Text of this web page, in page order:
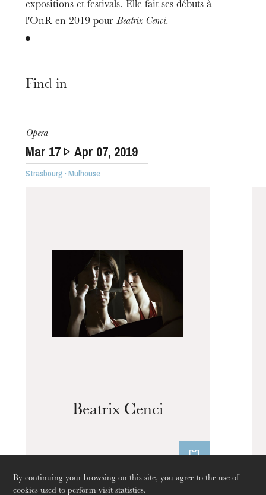
By continuing your browsing on this site, you agree to the use of
cookies used to perform visit statistics.
The OnR with you
Guided tours of the Opera
House
expositions et festivals. Elle fait ses débuts à
l'OnR en 2019 pourBeatrix Cenci.
Find in
Opera
Mar 17 Apr 07, 2019
Strasbourg · Mulhouse
Beatrix Cenci